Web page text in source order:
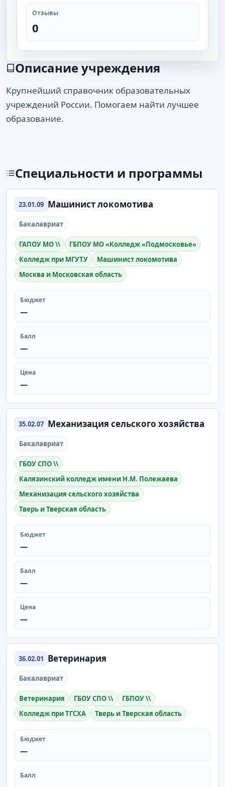
Отзывы
0
Описание учреждения
Крупнейший справочник образовательных
учреждений России. Помогаем найти лучшее
образование.
Специальности и программы
23.01.09 Машинист локомотива
Бакалавриат
ГАПОУ МО \\
ГБПОУ МО «Колледж «Подмосковье»
Колледж при МГУТУ
Машинист локомотива
Москва и Московская область
Бюджет
—
Балл
—
Цена
—
35.02.07 Механизация сельского хозяйства
Бакалавриат
ГБОУ СПО \\
Калязинский колледж имени Н.М. Полежаева
Механизация сельского хозяйства
Тверь и Тверская область
Бюджет
—
Балл
—
Цена
—
36.02.01 Ветеринария
Бакалавриат
Ветеринария ГБОУ СПО \\
ГБПОУ \\
Колледж при ТГСХА
Тверь и Тверская область
Бюджет
—
Балл